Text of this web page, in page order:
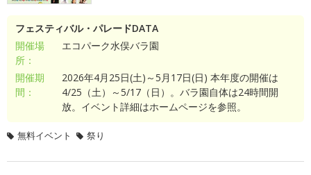
フェスティバル・パレードDATA
開催場
所：
エコパーク水俣バラ園
開催期
間：
2026年4月25日(土)～5月17日(日) 本年度の開催は
4/25（土）～5/17（日）。バラ園自体は24時間開
放。イベント詳細はホームページを参照。
無料イベント 祭り